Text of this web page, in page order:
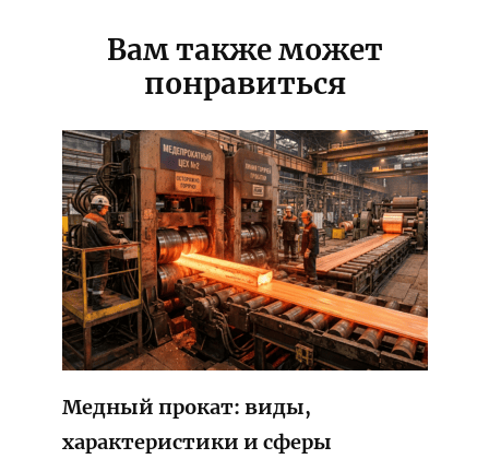
Вам также может
понравиться
Медный прокат: виды,
характеристики и сферы